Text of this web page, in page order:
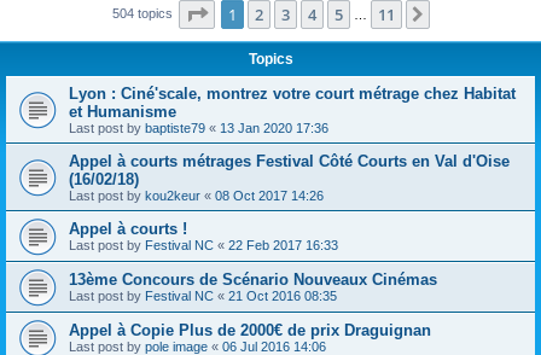
504 topics Page 1of 11
1 2 3 4 5 11
Topics
Lyon : Ciné'scale, montrez votre court métrage chez Habitat
et Humanisme
Last post by baptiste79 « 13 Jan 2020 17:36
Appel à courts métrages Festival Côté Courts en Val d'Oise
(16/02/18)
Last post by kou2keur « 08 Oct 2017 14:26
Appel à courts !
Last post by Festival NC « 22 Feb 2017 16:33
13ème Concours de Scénario Nouveaux Cinémas
Last post by Festival NC « 21 Oct 2016 08:35
Appel à Copie Plus de 2000€ de prix Draguignan
Last post by pole image « 06 Jul 2016 14:06